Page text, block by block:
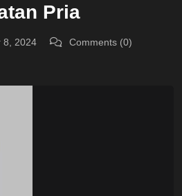
Pria
8, 2024
Comments (0)